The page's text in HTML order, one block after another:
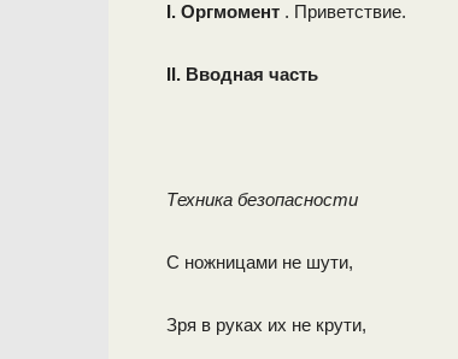
I. Оргмомент . Приветствие.
II. Вводная часть
Техника безопасности
С ножницами не шути,
Зря в руках их не крути,